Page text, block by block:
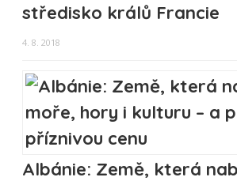
středisko králů Francie
4. 8. 2018
Albánie: Země, která